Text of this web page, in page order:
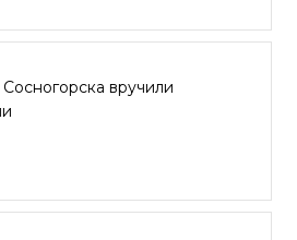
вручили